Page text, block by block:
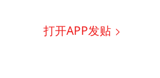
打开APP发贴